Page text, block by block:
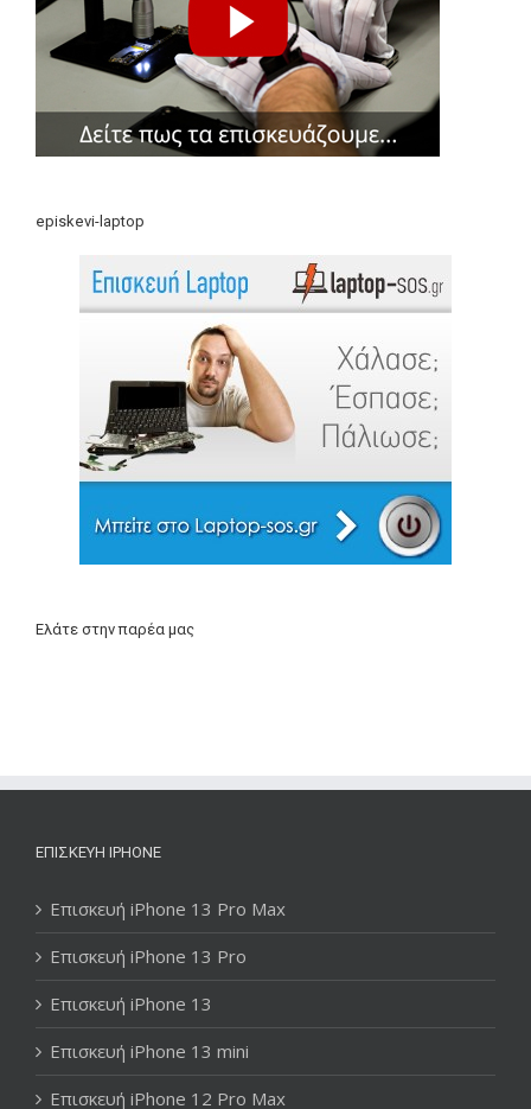
episkevi-laptop
Ελάτε στην παρέα μας
ΕΠΙΣΚΕΥΉ IPHONE
Επισκευή iPhone 13 Pro Max
Επισκευή iPhone 13 Pro
Επισκευή iPhone 13
Επισκευή iPhone 13 mini
Επισκευή iPhone 12 Pro Max